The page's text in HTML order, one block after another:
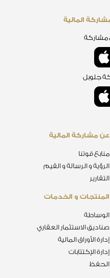
المنتجات و الخدمات
الوساطة
صناديق الاستثمار العقاري
إدارة الأوراق المالية
إدارة الإكتتابات
الحفظ
عن مشاركة المالية
منابع قوتنا
الرؤية و الرسالة و القيم
التقارير
المالية
مشاركة
جلوبل